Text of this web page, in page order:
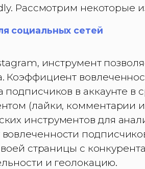
Рассмотрим некоторые
социальных сетей
инструмент
Коэффициент
подписчиков в аккаунте в
(лайки, комментарии и
инструментов для
страницы с
и геолокацию.